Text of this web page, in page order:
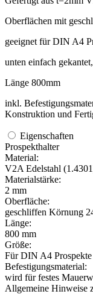
Oberflächen mit
geeignet für DIN A4
unten einfach gekantet,
Länge 800mm
inkl.
Konstruktion und
Eigenschaften
Prospekthalter
Material:
V2A Edelstahl
Materialstärke:
2 mm
Oberfläche:
geschliffen Körnung
Länge:
800 mm
Größe:
Für DIN A4 Prospekte
Befestigungsmaterial:
wird für festes
Allgemeine Hinweise